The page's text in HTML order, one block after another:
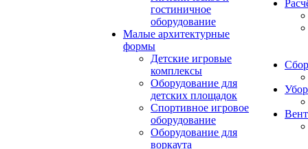
гостиничное
оборудование
Малые архитектурные
формы
Детские игровые
комплексы
Оборудование для
детских площадок
Спортивное игровое
оборудование
Оборудование для
воркаута